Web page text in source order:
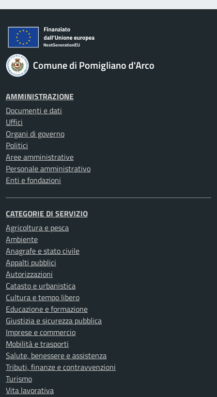
Comune di Pomigliano d'Arco
AMMINISTRAZIONE
Documenti e dati
Uffici
Organi di governo
Politici
Aree amministrative
Personale amministrativo
Enti e fondazioni
CATEGORIE DI SERVIZIO
Agricoltura e pesca
Ambiente
Anagrafe e stato civile
Appalti pubblici
Autorizzazioni
Catasto e urbanistica
Cultura e tempo libero
Educazione e formazione
Giustizia e sicurezza pubblica
Imprese e commercio
Mobilità e trasporti
Salute, benessere e assistenza
Tributi, finanze e contravvenzioni
Turismo
Vita lavorativa